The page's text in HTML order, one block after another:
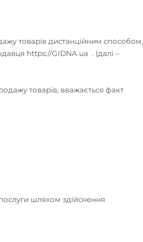
товарів дистанційним способом,
https://GIDNA.ua . (далі –
товарів, вважається факт
шляхом здійснення